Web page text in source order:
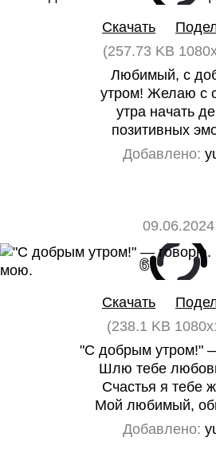
Скачать
(257.73 KB
Любимый, с
утром! Желаю с
утра начать
позитивных
Добавлено:
09.06.2024
6
Скачать
(238.1 KB
"С добрым утром!"
Шлю тебе
Счастья я тебе
Мой любимый,
Добавлено: